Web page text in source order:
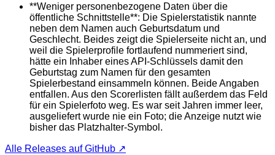
**Weniger personenbezogene Daten über die
öffentliche Schnittstelle**: Die Spielerstatistik nannte
neben dem Namen auch Geburtsdatum und
Geschlecht. Beides zeigt die Spielerseite nicht an, und
weil die Spielerprofile fortlaufend nummeriert sind,
hätte ein Inhaber eines API-Schlüssels damit den
Geburtstag zum Namen für den gesamten
Spielerbestand einsammeln können. Beide Angaben
entfallen. Aus den Scorerlisten fällt außerdem das Feld
für ein Spielerfoto weg. Es war seit Jahren immer leer,
ausgeliefert wurde nie ein Foto; die Anzeige nutzt wie
bisher das Platzhalter-Symbol.
Alle Releases auf GitHub ↗